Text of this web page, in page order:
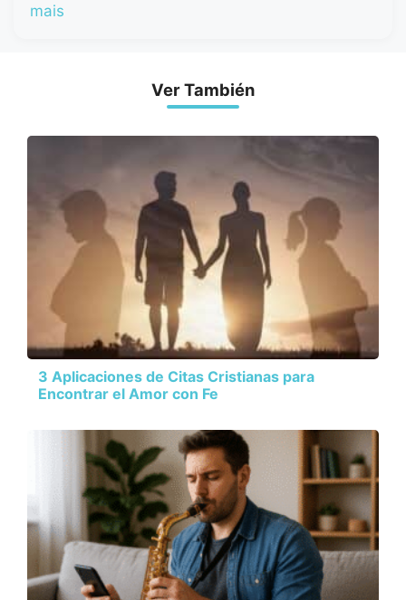
mais
Ver También
3 Aplicaciones de Citas Cristianas para
Encontrar el Amor con Fe